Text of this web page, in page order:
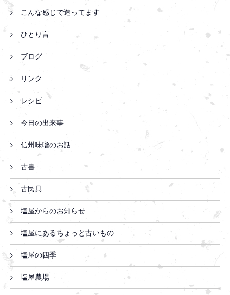
こんな感じで造ってます
ひとり言
ブログ
リンク
レシピ
今日の出来事
信州味噌のお話
古書
古民具
塩屋からのお知らせ
塩屋にあるちょっと古いもの
塩屋の四季
塩屋農場